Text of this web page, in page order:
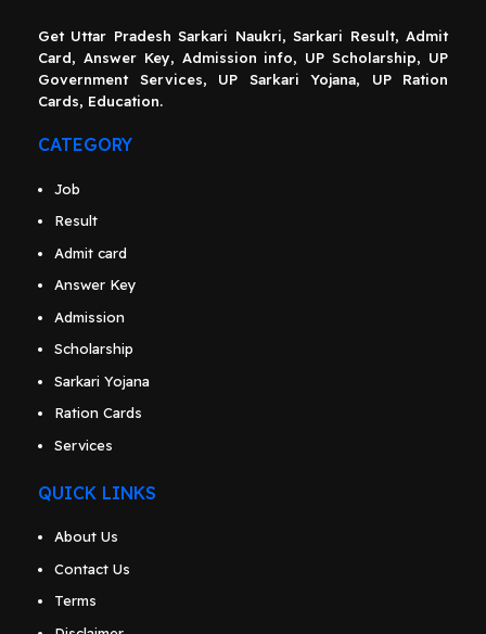
Get Uttar Pradesh Sarkari Naukri, Sarkari Result, Admit
Card, Answer Key, Admission info, UP Scholarship, UP
Government Services, UP Sarkari Yojana, UP Ration
Cards, Education.
CATEGORY
Job
Result
Admit card
Answer Key
Admission
Scholarship
Sarkari Yojana
Ration Cards
Services
QUICK LINKS
About Us
Contact Us
Terms